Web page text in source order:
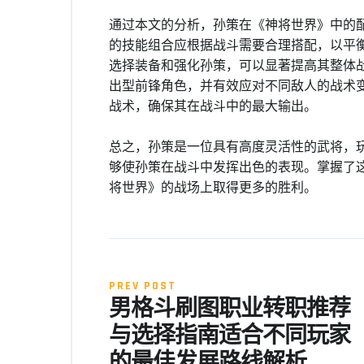
通过本文的分析，孙策在《神将世界》中
的技能组合应根据战斗需要合理搭配，以
选择装备和强化孙策，可以显著提高其整
出型前锋角色，并有效应对不同敌人的战
战术，确保其在战斗中的最大输出。
总之，孙策是一位具有高度灵活性的武将
够使孙策在战斗中发挥出色的表现。掌握
将世界》的战场上取得更多的胜利。
PREV POST
男格斗刷图职业转职推荐
与选择指南适合不同玩家